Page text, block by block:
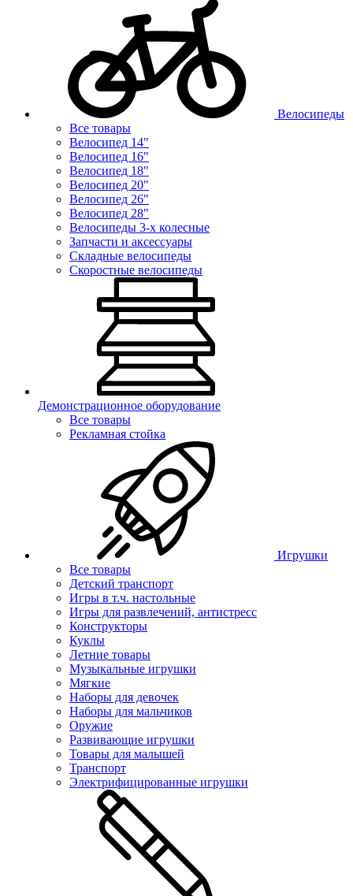
Велосипеды
Все товары
Велосипед 14"
Велосипед 16"
Велосипед 18"
Велосипед 20"
Велосипед 26"
Велосипед 28"
Велосипеды 3-х колесные
Запчасти и аксессуары
Складные велосипеды
Скоростные велосипеды
Демонстрационное оборудование
Все товары
Рекламная стойка
Игрушки
Все товары
Детский транспорт
Игры в т.ч. настольные
Игры для развлечений, антистресс
Конструкторы
Куклы
Летние товары
Музыкальные игрушки
Мягкие
Наборы для девочек
Наборы для мальчиков
Оружие
Развивающие игрушки
Товары для малышей
Транспорт
Электрифицированные игрушки